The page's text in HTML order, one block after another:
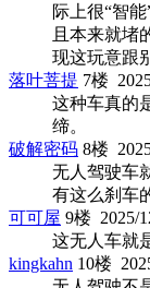
际上很“智
且本来就堵
现这玩意跟
落叶菩提 7楼
这种车真的
缔。
破解密码 8楼
无人驾驶车
有这么刹车
可可屋 9楼 2025/
这无人车就
kingkahn 10楼